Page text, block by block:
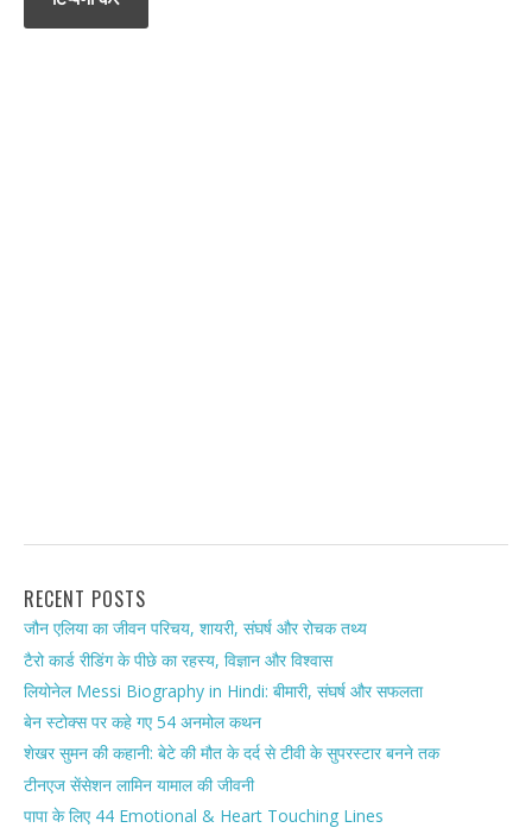
RECENT POSTS
जौन एलिया का जीवन परिचय, शायरी, संघर्ष और रोचक तथ्य
टैरो कार्ड रीडिंग के पीछे का रहस्य, विज्ञान और विश्वास
लियोनेल Messi Biography in Hindi: बीमारी, संघर्ष और सफलता
बेन स्टोक्स पर कहे गए 54 अनमोल कथन
शेखर सुमन की कहानी: बेटे की मौत के दर्द से टीवी के सुपरस्टार बनने तक
टीनएज सेंसेशन लामिन यामाल की जीवनी
पापा के लिए 44 Emotional & Heart Touching Lines